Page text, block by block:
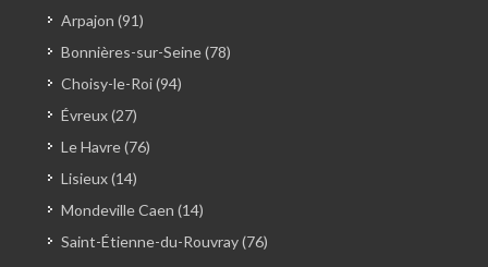
Arpajon (91)
Bonnières-sur-Seine (78)
Choisy-le-Roi (94)
Évreux (27)
Le Havre (76)
Lisieux (14)
Mondeville Caen (14)
Saint-Étienne-du-Rouvray (76)